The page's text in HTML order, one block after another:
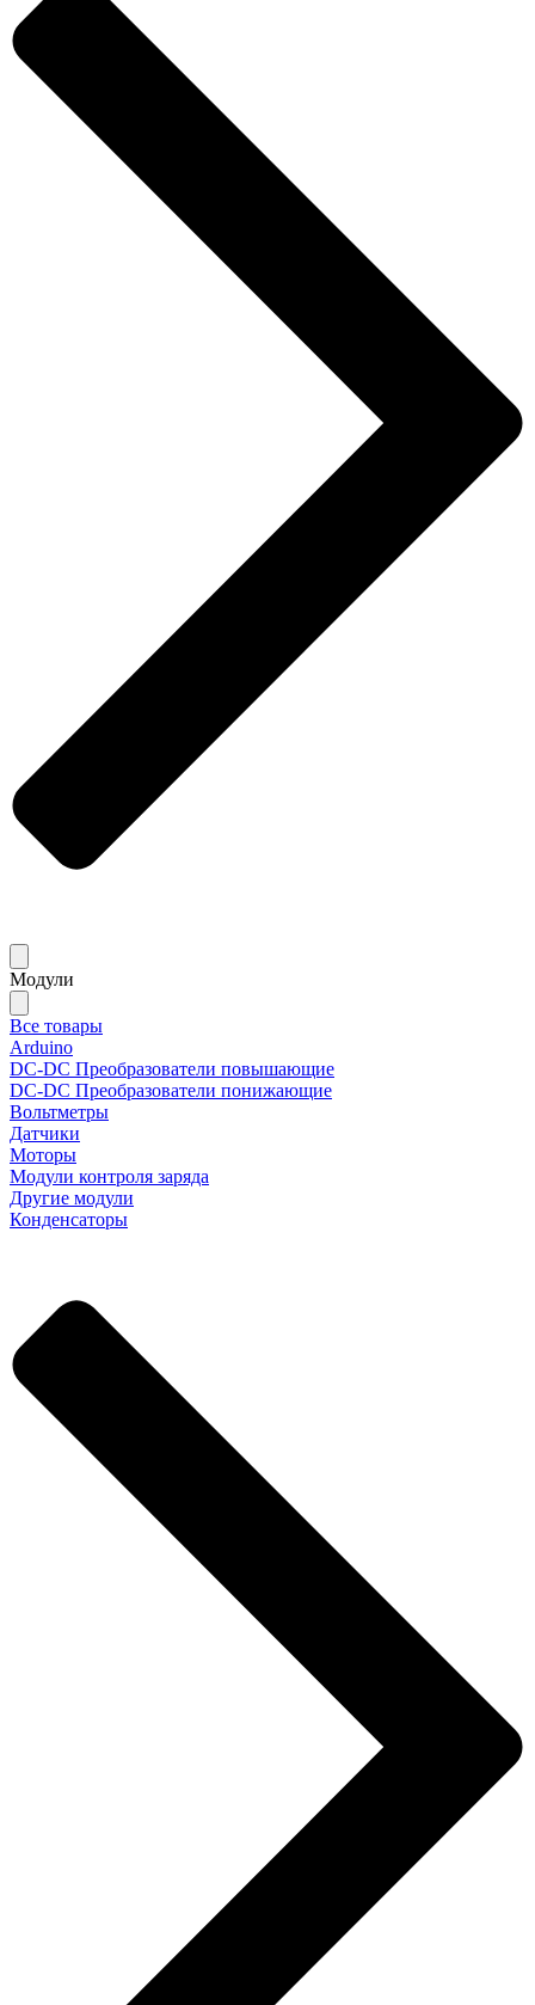
Модули
Все товары
Arduino
DC-DC Преобразователи повышающие
DC-DC Преобразователи понижающие
Вольтметры
Датчики
Моторы
Модули контроля заряда
Другие модули
Конденсаторы